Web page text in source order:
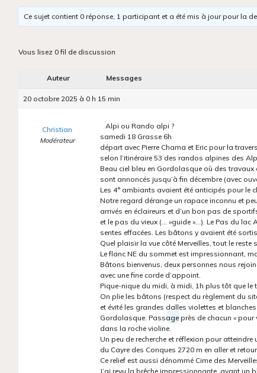
Ce sujet contient 0 réponse, 1 participant et a été mis à jour pour la
Vous lisez 0 fil de discussion
Auteur Messages
20 octobre 2025 à 0 h 15 min
Christian
Modérateur
Alpi ou Rando alpi ?
samedi 18 Grasse 6h
départ avec Pierre Chama et Eric pour la
selon l’itinéraire 53 des randos alpines des
Beau ciel bleu en Gordolasque où des
sont annoncés jusqu’à fin décembre (avec
Les 4° ambiants avaient été anticipés pour le
Notre regard dérange un rapace inconnu et
arrivés en éclaireurs et d’un bon pas de
et le pas du vieux (… »guide »…). Le Pas du
sentes effacées. Les bâtons y avaient été
Quel plaisir la vue côté Merveilles, tout le reste
Le flanc NE du sommet est impressionnant,
Bâtons bienvenus, deux personnes nous
avec une fine corde d’appoint.
Pique-nique du midi, à midi, 1h plus tôt que le
On plie les bâtons (respect du règlement du
et évité les grandes dalles violettes et
Gordolasque. Passage près de chacun « pour
dans la roche violine.
Un peu de recherche et réflexion pour
du Cayre des Conques 2720 m en aller et retour
Ce relief est aussi dénommé Cime des
J’ai revu la brêche impressionnante, avant